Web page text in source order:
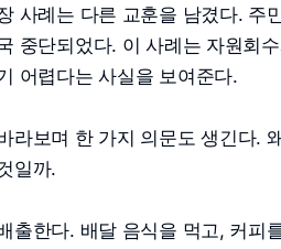
사례는 다른 교훈을 남겼다. 주
중단되었다. 이 사례는 자원회
어렵다는 사실을 보여준다.
라보며 한 가지 의문도 생긴다.
일까.
출한다. 배달 음식을 먹고, 커피